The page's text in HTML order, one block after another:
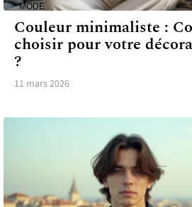
MODE
Couleur minimaliste :
choisir pour votre
?
11 mars 2026